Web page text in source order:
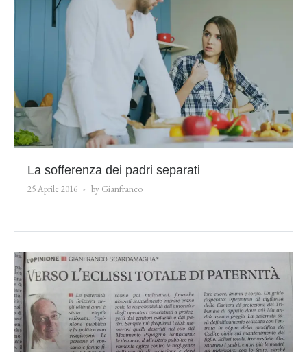
La sofferenza dei padri separati
25 Aprile 2016 by Gianfranco